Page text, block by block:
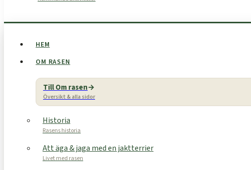
HEM
OM RASEN
Till Om rasen
Översikt & alla sidor
Historia
Rasens historia
Att äga & jaga med en jaktterrier
Livet med rasen